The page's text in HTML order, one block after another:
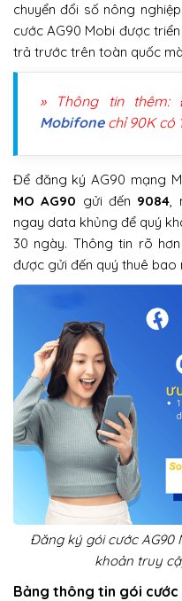
chuyển đổi số nông
cước AG90 Mobi được
trả trước trên toàn quốc
» Thông tin thêm:
Mobifonechỉ 90K có
Để đăng ký AG90 mạng
MO AG90 gửi đến 9084,
ngay data khủng để quý
30 ngày. Thông tin rõ
được gửi đến quý thuê bao
Đăng ký gói cước AG90
khoản truy
Bảng thông tin gói